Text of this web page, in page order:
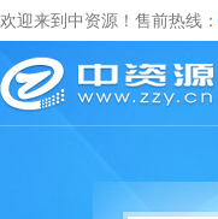
欢迎来到中资源！售前热线：